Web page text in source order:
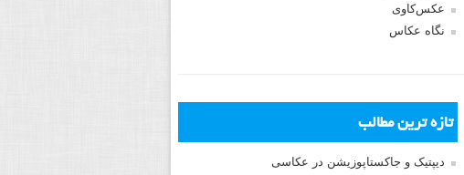
عکس‌کاوی
نگاه عکاس
تازه ترین مطالب
دیپتیک و جاکستا‌پوزیشن در عکاسی